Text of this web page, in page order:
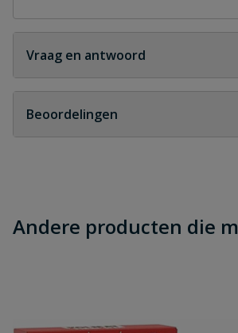
Vraag en antwoord
Geen vragen
Beoordelingen
Andere producten die